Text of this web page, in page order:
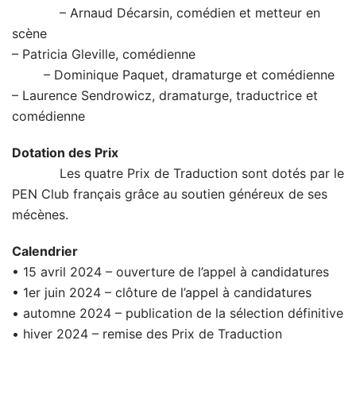
– Arnaud Décarsin, comédien et metteur en
scène
– Patricia Gleville, comédienne
– Dominique Paquet, dramaturge et comédienne
– Laurence Sendrowicz, dramaturge, traductrice et
comédienne
Dotation des Prix
Les quatre Prix de Traduction sont dotés par le
PEN Club français grâce au soutien généreux de ses
mécènes.
Calendrier
• 15 avril 2024 – ouverture de l’appel à candidatures
• 1er juin 2024 – clôture de l’appel à candidatures
• automne 2024 – publication de la sélection définitive
• hiver 2024 – remise des Prix de Traduction